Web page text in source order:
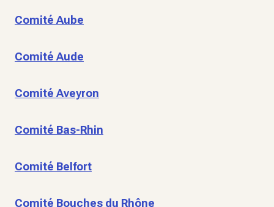
Comité Aube
Comité Aude
Comité Aveyron
Comité Bas-Rhin
Comité Belfort
Comité Bouches du Rhône